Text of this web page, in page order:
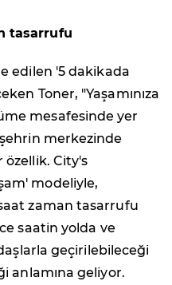
tasarrufu
edilen '5 dakikada
Toner, "Yaşamınıza
mesafesinde yer
merkezinde
özellik. City's
modeliyle,
zaman tasarrufu
saatin yolda ve
geçirilebileceği
anlamına geliyor.